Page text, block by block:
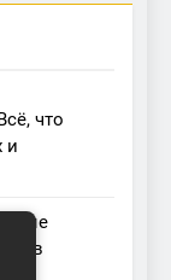
что
и
в